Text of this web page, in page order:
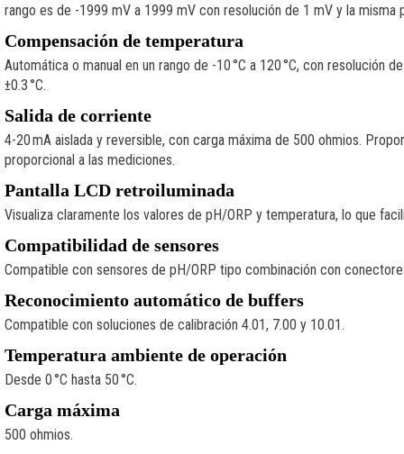
rango es de -1999 mV a 1999 mV con resolución de 1 mV y la misma
Compensación de temperatura
Automática o manual en un rango de -10 °C a 120 °C, con resolución
±0.3 °C.
Salida de corriente
4-20 mA aislada y reversible, con carga máxima de 500 ohmios.
proporcional a las mediciones.
Pantalla LCD retroiluminada
Visualiza claramente los valores de pH/ORP y temperatura, lo que
Compatibilidad de sensores
Compatible con sensores de pH/ORP tipo combinación con
Reconocimiento automático de buffers
Compatible con soluciones de calibración 4.01, 7.00 y 10.01.
Temperatura ambiente de operación
Desde 0 °C hasta 50 °C.
Carga máxima
500 ohmios.